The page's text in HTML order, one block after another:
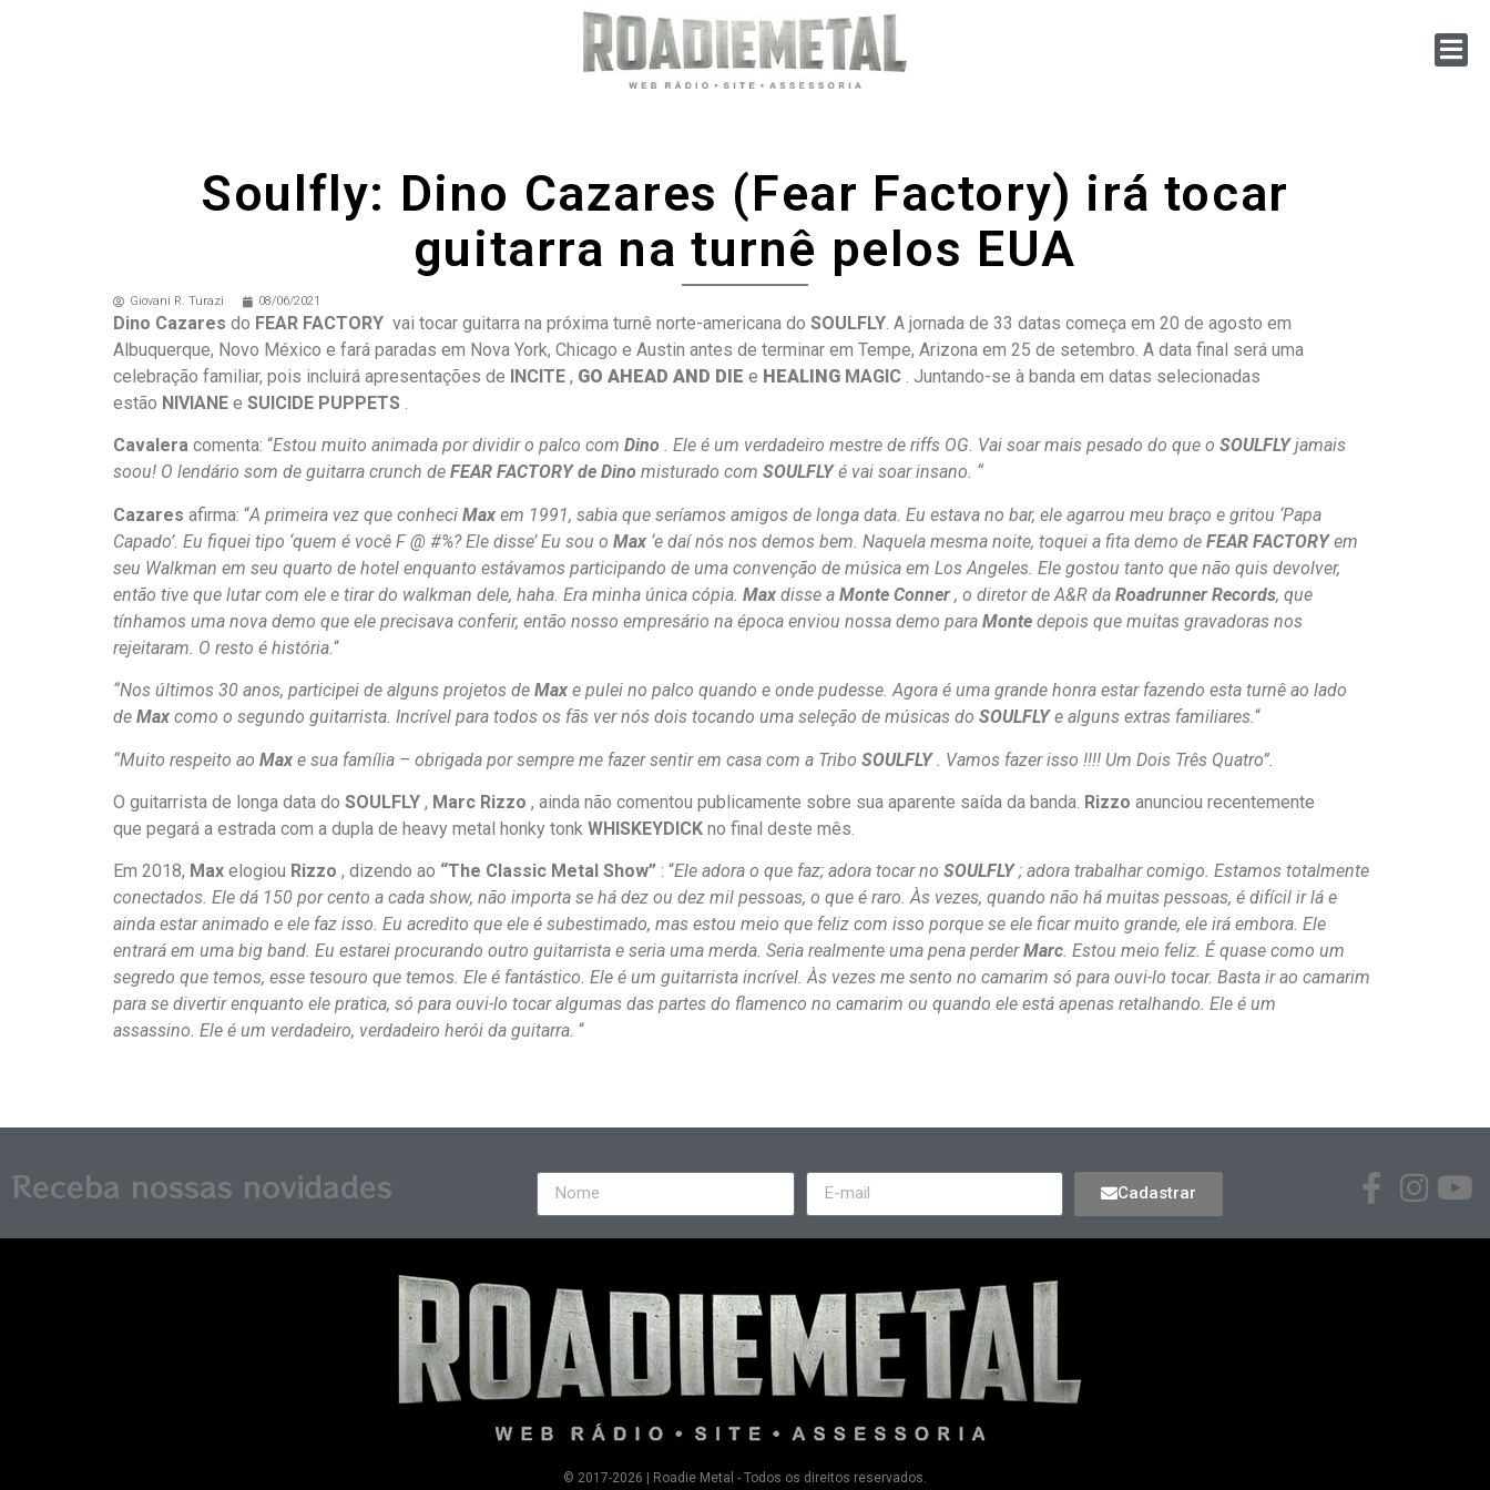
Soulfly: Dino Cazares (Fear Factory) irá tocar
guitarra na turnê pelos EUA
Giovani R. Turazi 08/06/2021
Dino Cazares do FEAR FACTORY vai tocar guitarra na próxima turnê norte-americana do SOULFLY. A jornada de 33 datas começa em 20 de agosto em
Albuquerque, Novo México e fará paradas em Nova York, Chicago e Austin antes de terminar em Tempe, Arizona em 25 de setembro. A data final será uma
celebração familiar, pois incluirá apresentações de INCITE , GO AHEAD AND DIE e HEALING MAGIC . Juntando-se à banda em datas selecionadas
estão NIVIANE e SUICIDE PUPPETS .
Cavalera comenta: “Estou muito animada por dividir o palco com Dino . Ele é um verdadeiro mestre de riffs OG. Vai soar mais pesado do que o SOULFLYjamais
soou! O lendário som de guitarra crunch de FEAR FACTORY de Dino misturado com SOULFLYé vai soar insano. “
Cazares afirma: “A primeira vez que conheci Max em 1991, sabia que seríamos amigos de longa data. Eu estava no bar, ele agarrou meu braço e gritou ‘Papa
Capado’. Eu fiquei tipo ‘quem é você F @ #%? Ele disse’ Eu sou o Max ‘e daí nós nos demos bem. Naquela mesma noite, toquei a fita demo de FEAR FACTORYem
seu Walkman em seu quarto de hotel enquanto estávamos participando de uma convenção de música em Los Angeles. Ele gostou tanto que não quis devolver,
então tive que lutar com ele e tirar do walkman dele, haha. Era minha única cópia. Max disse a Monte Conner , o diretor de A&R da Roadrunner Records, que
tínhamos uma nova demo que ele precisava conferir, então nosso empresário na época enviou nossa demo para Monte depois que muitas gravadoras nos
rejeitaram. O resto é história.“
“Nos últimos 30 anos, participei de alguns projetos de Max e pulei no palco quando e onde pudesse. Agora é uma grande honra estar fazendo esta turnê ao lado
de Max como o segundo guitarrista. Incrível para todos os fãs ver nós dois tocando uma seleção de músicas do SOULFLYe alguns extras familiares.“
“Muito respeito ao Max e sua família – obrigada por sempre me fazer sentir em casa com a Tribo SOULFLY. Vamos fazer isso !!!! Um Dois Três Quatro”.
O guitarrista de longa data do SOULFLY , Marc Rizzo , ainda não comentou publicamente sobre sua aparente saída da banda. Rizzo anunciou recentemente
que pegará a estrada com a dupla de heavy metal honky tonk WHISKEYDICK no final deste mês.
Em 2018, Max elogiou Rizzo , dizendo ao “The Classic Metal Show” : “Ele adora o que faz; adora tocar no SOULFLY; adora trabalhar comigo. Estamos totalmente
conectados. Ele dá 150 por cento a cada show, não importa se há dez ou dez mil pessoas, o que é raro. Às vezes, quando não há muitas pessoas, é difícil ir lá e
ainda estar animado e ele faz isso. Eu acredito que ele é subestimado, mas estou meio que feliz com isso porque se ele ficar muito grande, ele irá embora. Ele
entrará em uma big band. Eu estarei procurando outro guitarrista e seria uma merda. Seria realmente uma pena perderMarc. Estou meio feliz. É quase como um
segredo que temos, esse tesouro que temos. Ele é fantástico. Ele é um guitarrista incrível. Às vezes me sento no camarim só para ouvi-lo tocar. Basta ir ao camarim
para se divertir enquanto ele pratica, só para ouvi-lo tocar algumas das partes do flamenco no camarim ou quando ele está apenas retalhando. Ele é um
assassino. Ele é um verdadeiro, verdadeiro herói da guitarra. “
Receba nossas novidades Cadastrar
© 2017-2026 | Roadie Metal - Todos os direitos reservados.